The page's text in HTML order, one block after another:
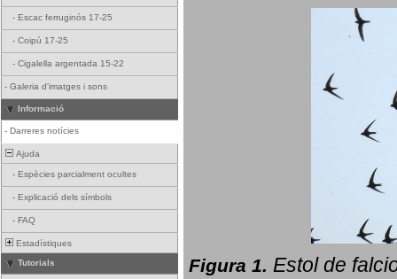
- Escac ferruginós 17-25
- Coipú 17-25
- Cigalella argentada 15-22
- Galeria d'imatges i sons
Informació
- Darreres notícies
Ajuda
- Espècies parcialment ocultes
- Explicació dels símbols
- FAQ
Estadístiques
Tutorials
Figura 1. Estol de